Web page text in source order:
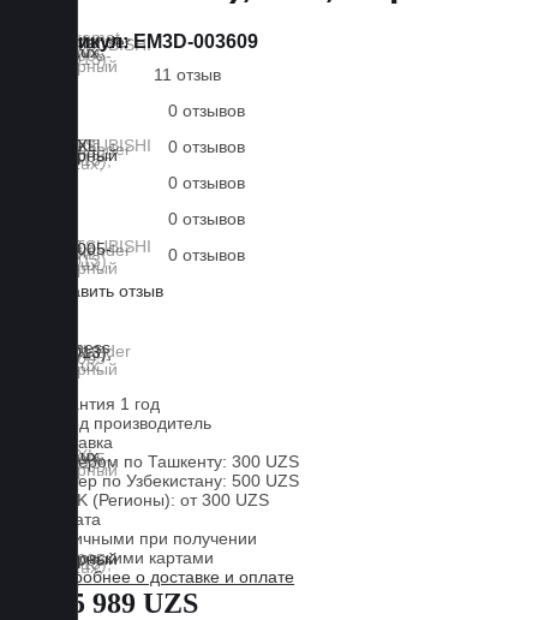
Артикул:EM3D-003609
11 отзыв
0 отзывов
0 отзывов
0 отзывов
0 отзывов
0 отзывов
Оставить отзыв
Business
Гарантия 1 год
Завод производитель
Доставка
Курьером по Ташкенту: 300 UZS
Курьер по Узбекистану: 500 UZS
CDEK (Регионы): от 300 UZS
Оплата
Наличными при получении
Банковскими картами
Подробнее о доставке и оплате
885 989 UZS